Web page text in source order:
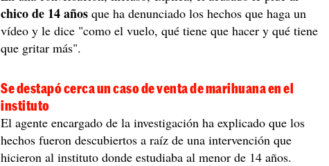
chico de 14 años que ha denunciado los hechos que haga un
vídeo y le dice "como el vuelo, qué tiene que hacer y qué tiene
que gritar más".
Se destapó cerca un caso de venta de marihuana en el
instituto
El agente encargado de la investigación ha explicado que los
hechos fueron descubiertos a raíz de una intervención que
hicieron al instituto donde estudiaba al menor de 14 años.